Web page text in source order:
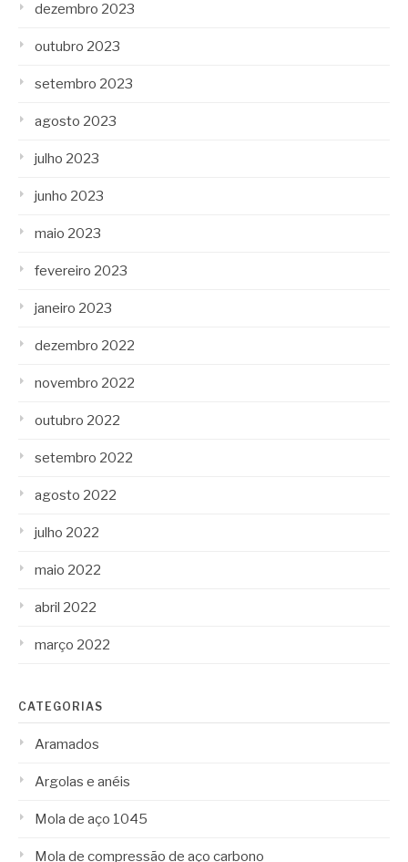
dezembro 2023
outubro 2023
setembro 2023
agosto 2023
julho 2023
junho 2023
maio 2023
fevereiro 2023
janeiro 2023
dezembro 2022
novembro 2022
outubro 2022
setembro 2022
agosto 2022
julho 2022
maio 2022
abril 2022
março 2022
CATEGORIAS
Aramados
Argolas e anéis
Mola de aço 1045
Mola de compressão de aço carbono